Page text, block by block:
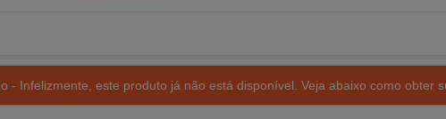
- Infelizmente, este produto já não está disponível. Veja abaixo como obter